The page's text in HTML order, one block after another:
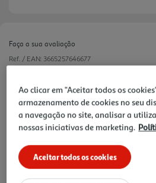
Faça a sua avaliação
Ref. / EAN: 3665257646677
2,99 €
Notas de preparação
Ao clicar em "Aceitar todos os
armazenamento de cookies no seu
a navegação no site, analisar a
nossas iniciativas de marketing.
Aceitar todos os cookies